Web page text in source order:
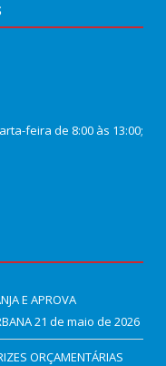
feira de 8:00 às 13:00;
E APROVA
21 de maio de 2026
ORÇAMENTÁRIAS